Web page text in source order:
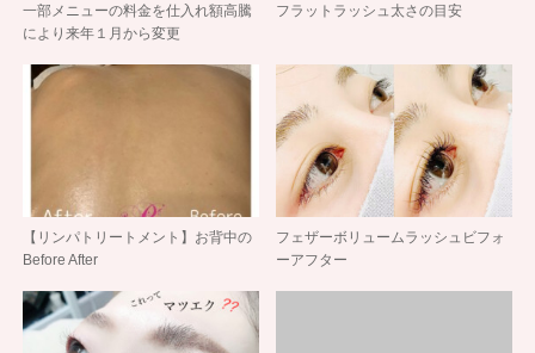
一部メニューの料金を仕入れ額高騰
により来年１月から変更
フラットラッシュ太さの目安
【リンパトリートメント】お背中の
Before After
フェザーボリュームラッシュビフォ
ーアフター